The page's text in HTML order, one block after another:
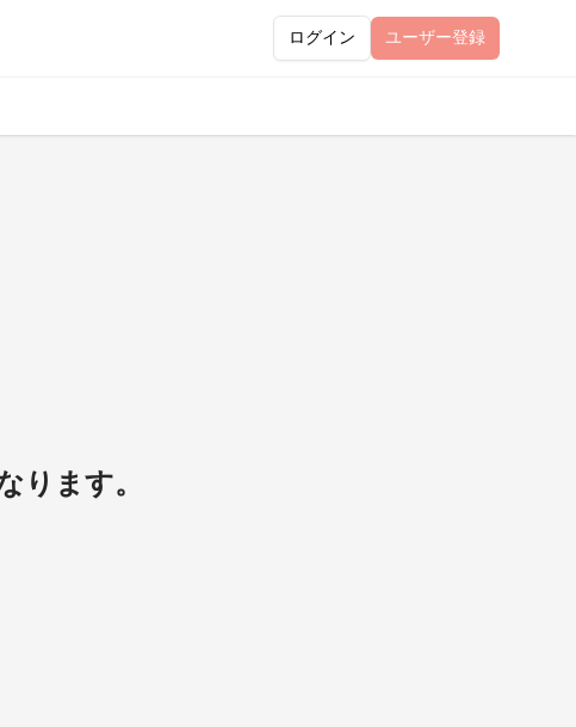
ログイン ユーザー登録
ります。